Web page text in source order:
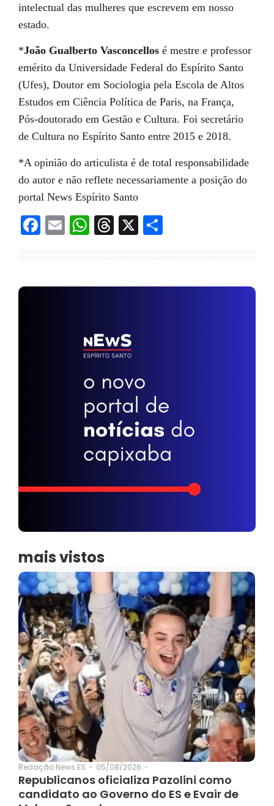
intelectual das mulheres que escrevem em nosso
estado.
*João Gualberto Vasconcellos é mestre e professor
emérito da Universidade Federal do Espírito Santo
(Ufes), Doutor em Sociologia pela Escola de Altos
Estudos em Ciência Política de Paris, na França,
Pós-doutorado em Gestão e Cultura. Foi secretário
de Cultura no Espírito Santo entre 2015 e 2018.
*A opinião do articulista é de total responsabilidade
do autor e não reflete necessariamente a posição do
portal News Espírito Santo
Facebook
EmailWhatsApp
Threads
X
mais vistos
Redação News ES - 05/08/2026 -
Republicanos oficializa Pazolini como
candidato ao Governo do ES e Evair de